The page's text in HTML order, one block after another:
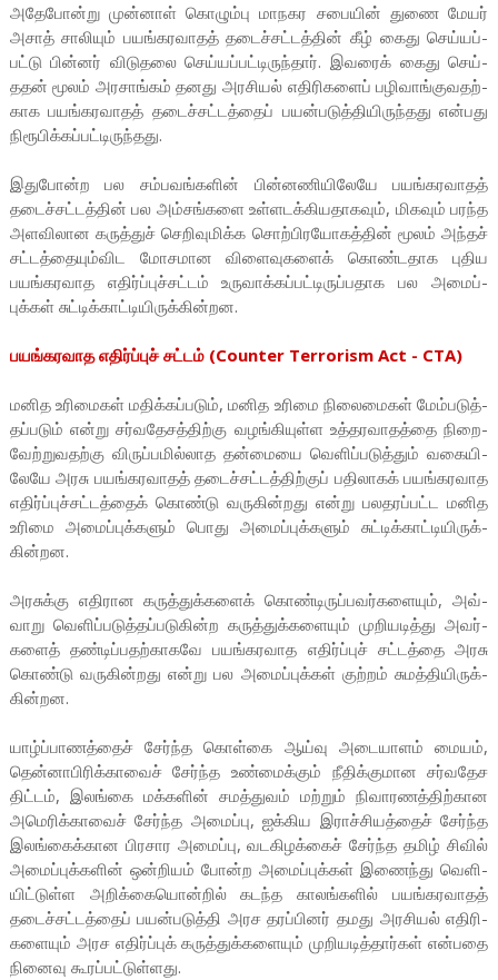
அதே­போன்று முன்னாள் கொழும்பு மாந­கர சபையின் துணை மேயர்
அசாத் சாலியும் பயங்­க­ர­வாதத் தடைச்­சட்­டத்தின் கீழ் கைது செய்­யப்­
பட்டு பின்னர் விடு­தலை செய்­யப்­பட்­டி­ருந்தார். இவரைக் கைது செய்­
ததன் மூலம் அர­சாங்கம் தனது அர­சியல் எதி­ரி­களைப் பழி­வாங்­கு­வ­தற்­
காக பயங்­க­ர­வாதத் தடைச்­சட்­டத்தைப் பயன்­ப­டுத்­தி­யி­ருந்­தது என்­பது
நிரூ­பிக்­கப்­பட்­டி­ருந்­தது.
இது­போன்ற பல சம்­பவங்­களின் பின்­ன­ணி­யி­லேயே பயங்­க­ர­வாதத்
தடைச்­சட்­டத்தின் பல அம்­சங்­களை உள்­ள­டக்­கி­ய­தா­கவும், மிகவும் பரந்த
அள­வி­லான கருத்துச் செறி­வு­மிக்க சொற்­பி­ர­யோ­கத்தின் மூலம் அந்தச்
சட்­டத்­தை­யும்­விட மோச­மான விளை­வு­களைக் கொண்­ட­தாக புதிய
பயங்­க­ர­வாத எதிர்ப்­புச்­சட்டம் உரு­வாக்­கப்­பட்­டி­ருப்­ப­தாக பல அமைப்­
புக்கள் சுட்­டிக்­காட்­டி­யி­ருக்­கின்­றன.
பயங்­க­ர­வாத எதிர்ப்புச் சட்டம் (Counter Terrorism Act - CTA)
மனித உரி­மைகள் மதிக்­கப்­படும், மனித உரிமை நிலை­மைகள் மேம்­ப­டுத்­
தப்­படும் என்று சர்­வ­தே­சத்­திற்கு வழங்­கி­யுள்ள உத்­த­­ர­வா­தத்தை நிறை­
வேற்­று­வ­தற்கு விருப்­ப­மில்­லாத தன்­மையை வெளிப்­ப­டுத்தும் வகை­யி­
லேயே அரசு பயங்­க­ர­வாதத் தடைச்­சட்­டத்­திற்குப் பதி­லாகக் பயங்­க­ர­வாத
எதிர்ப்­புச்­சட்­டத்தைக் கொண்டு வரு­கின்­றது என்று பல­த­ரப்­பட்ட மனித
உரிமை அமைப்­புக்­களும் பொது அமைப்­புக்­களும் சுட்­டிக்­காட்­டி­யி­ருக்­
கின்­றன.
அர­சுக்கு எதி­ரான கருத்­துக்­களைக் கொண்­டி­ருப்­ப­வர்­க­ளையும், அவ்­
வாறு வெளிப்­ப­டுத்­தப்­ப­டு­கின்ற கருத்­துக்­க­ளையும் முறி­ய­டித்து அவர்­
களைத் தண்­டிப்­ப­தற்­கா­கவே பயங்­க­ர­வாத எதிர்ப்புச் சட்­டத்தை அரசு
கொண்டு வரு­கின்­றது என்று பல அமைப்­புக்கள் குற்றம் சுமத்­தி­யி­ருக்­
கின்­றன.
யாழ்ப்­பா­ணத்தைச் சேர்ந்த கொள்கை ஆய்வு அடை­யாளம் மையம்,
தென்­னா­பி­ரிக்­காவைச் சேர்ந்த உண்­மைக்கும் நீதிக்­கு­மான சர்­வ­தேச
திட்டம், இலங்கை மக்­களின் சமத்­துவம் மற்றும் நிவா­ர­ணத்­திற்­கான
அமெ­ரிக்­காவைச் சேர்ந்த அமைப்பு, ஐக்­கிய இராச்­சி­யத்தைச் சேர்ந்த
இலங்­கைக்­கான பிர­சார அமைப்பு, வட­கி­ழக்கைச் சேர்ந்த தமிழ் சிவில்
அமைப்­புக்­களின் ஒன்­றியம் போன்ற அமைப்­புக்கள் இணைந்து வெளி­
யிட்­டுள்ள அறிக்­கை­யொன்றில் கடந்த காலங்­களில் பயங்­க­ர­வாதத்
தடைச்­சட்­டத்தைப் பயன்­ப­டுத்தி அரச தரப்­பினர் தமது அர­சியல் எதி­ரி­
க­ளை­யும் அரச எதிர்ப்புக் கருத்­துக்­க­ளையும் முறி­ய­டித்­தார்கள் என்­பதை
நினைவு கூரப்­பட்­டுள்­ளது.